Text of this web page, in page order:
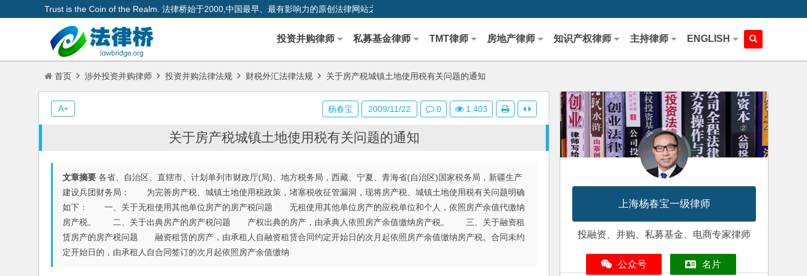
Trust is the Coin of the Realm. 法律桥始于2000,中国最早、最有影响力的原创法律网站之一
投资并购律师 私募基金律师 TMT律师 房地产律师 知识产权律师 主持律师 ENGLISH
首页 涉外投资并购律师 投资并购法律法规 财税外汇法律法规 关于房产税城镇土地使用税有关问题的通知
关于房产税城镇土地使用税有关问题的通知
文章摘要 各省、自治区、直辖市、计划单列市财政厅(局)、地方税务局，西藏、宁夏、青海省(自治区)国家税务局，新疆生产
建设兵团财务局： 为完善房产税、城镇土地使用税政策，堵塞税收征管漏洞，现将房产税、城镇土地使用税有关问题明确
如下： 一、关于无租使用其他单位房产的房产税问题 无租使用其他单位房产的应税单位和个人，依照房产余值代缴纳
房产税。 二、关于出典房产的房产税问题 产权出典的房产，由承典人依照房产余值缴纳房产税。 三、关于融资租
赁房产的房产税问题 融资租赁的房产，由承租人自融资租赁合同约定开始日的次月起依照房产余值缴纳房产税。合同未约
定开始日的，由承租人自合同签订的次月起依照房产余值缴纳
杨春宝 2009/11/22 0 1,403
A+
上海杨春宝一级律师
投融资、并购、私募基金、电商专家律师
公众号 名片